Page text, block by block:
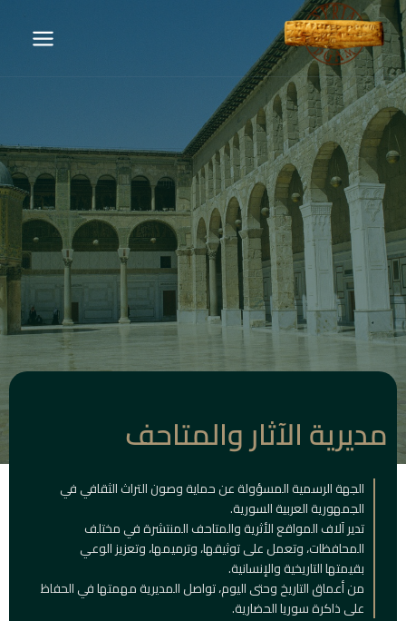
سوريا… مهد الحضارات
أرضٌ تنبض بالحضارة منذ الأزل، كتبت فصول التاريخ الأولى،
ووهبت العالم أبجديته الأولى، وفنونه، وأديانه
مديرية الآثار والمتاحف
الجهة الرسمية المسؤولة عن حماية وصون التراث الثقافي في
الجمهورية العربية السورية.
تدير آلاف المواقع الأثرية والمتاحف المنتشرة في مختلف
المحافظات، وتعمل على توثيقها، وترميمها، وتعزيز الوعي
بقيمتها التاريخية والإنسانية.
من أعماق التاريخ وحتى اليوم، تواصل المديرية مهمتها في الحفاظ
على ذاكرة سوريا الحضارية.